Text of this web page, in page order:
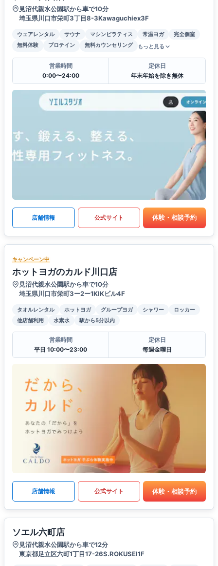
見沼代親水公園駅から車で10分
埼玉県川口市栄町3丁目8-3Kawaguchiex3F
ウェアレンタル サウナ マシンピラティス 常温ヨガ
完全個室
無料体験
プロテイン 無料カウンセリング もっと見る
営業時間
0:00〜24:00
定休日
年末年始を除き無休
店舗情報 公式サイト 体験・相談予約
キャンペーン中
ホットヨガのカルド川口店
見沼代親水公園駅から車で10分
埼玉県川口市栄町3ー2ー1KIKビル4F
タオルレンタル ホットヨガ グループヨガ シャワー
ロッカー
他店舗利用
水素水 駅から5分以内
営業時間
平日 10:00〜23:00
定休日
毎週金曜日
店舗情報 公式サイト 体験・相談予約
ソエル六町店
見沼代親水公園駅から車で12分
東京都足立区六町1丁目17-26S.ROKUSEI1F